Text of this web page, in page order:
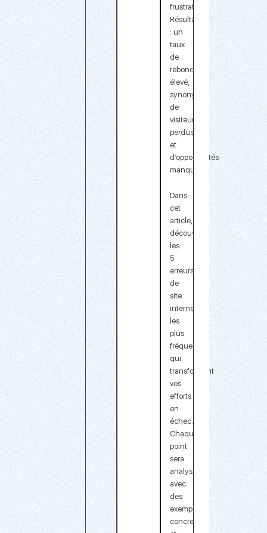
frustration.
Résultat
: un
taux
de
rebond
élevé,
synonyme
de
visiteurs
perdus
et
d’opportunités
manquées
Dans
cet
article,
découvrez
les
5
erreurs
de
site
internet
les
plus
fréquentes
qui
transforment
vos
efforts
en
échec.
Chaque
point
sera
analysé
avec
des
exemples
concrets